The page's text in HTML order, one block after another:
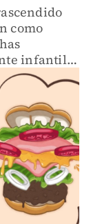
como
infantil